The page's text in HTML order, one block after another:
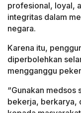
profesional, loyal,
integritas dalam
negara.
Karena itu,
diperbolehkan
mengganggu
“Gunakan medsos
bekerja, berkarya,